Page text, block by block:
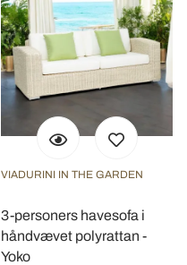
VIADURINI IN THE GARDEN
3-personers havesofa i
håndvævet polyrattan -
Yoko